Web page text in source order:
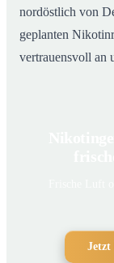
nordöstlich von
geplanten
vertrauensvoll an
Jetzt